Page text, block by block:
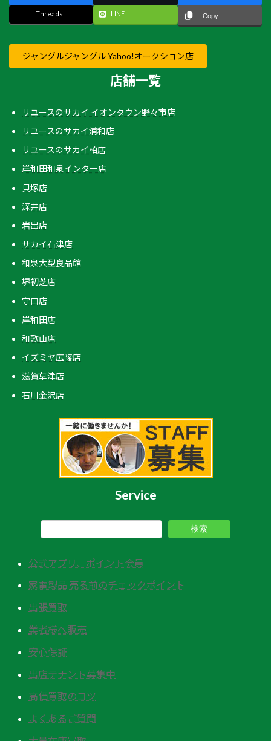
Threads LINE Copy
ジャングルジャングル Yahoo!オークション店
店舗一覧
リユースのサカイ イオンタウン野々市店
リユースのサカイ浦和店
リユースのサカイ柏店
岸和田和泉インター店
貝塚店
深井店
岩出店
サカイ石津店
和泉大型良品館
堺初芝店
守口店
岸和田店
和歌山店
イズミヤ広陵店
滋賀草津店
石川金沢店
Service
検索
公式アプリ、ポイント会員
家電製品 売る前のチェックポイント
出張買取
業者様へ販売
安心保証
出店テナント募集中
高価買取のコツ
よくあるご質問